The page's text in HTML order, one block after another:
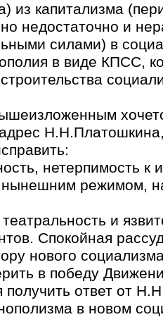
из капитализма
недостаточно и
силами) в
в виде КПСС,
нетерпимость
режимом,
и
Спокойная
нового
в победу
получить ответ от
в новом